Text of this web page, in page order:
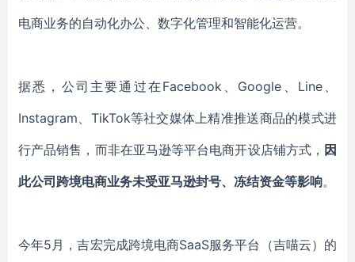
电商业务的自动化办公、数字化管理和智能化运营。
据悉，公司主要通过在Facebook、Google、Line、
Instagram、TikTok等社交媒体上精准推送商品的模式进
行产品销售，而非在亚马逊等平台电商开设店铺方式， 因
此公司跨境电商业务未受亚马逊封号、冻结资金等影响。
今年5月，吉宏完成跨境电商SaaS服务平台（吉喵云）的